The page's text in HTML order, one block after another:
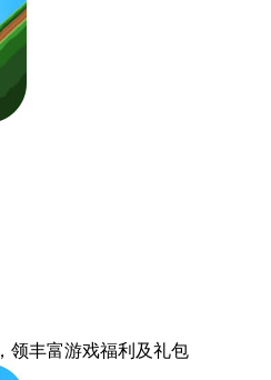
，领丰富游戏福利 及礼包